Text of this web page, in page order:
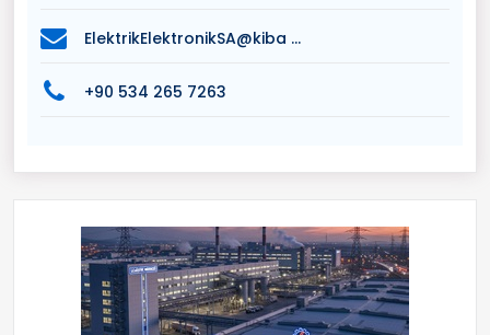
ElektrikElektronikSA@kiba ...
+90 534 265 7263